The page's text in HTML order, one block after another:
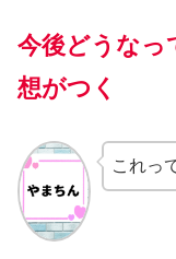
今後どうなっ
想がつく
これっ